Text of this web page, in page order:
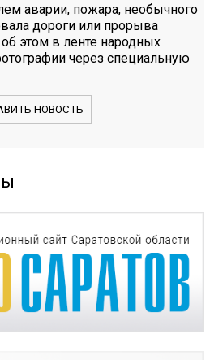
аварии, пожара, необычного
дороги или прорыва
этом в ленте народных
через специальную
НОВОСТЬ